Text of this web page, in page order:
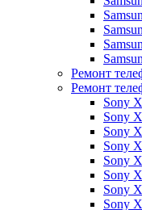
Ремонт
Ремонт
Sony
Sony
Sony
Sony
Sony
Sony
Sony
Sony